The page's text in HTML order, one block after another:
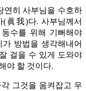
연히 사부님을 수호하
(眞我)다. 사부님께서
수를 위해 기뻐해야
방법을 생각해내어
걸을 수 있게 도와야
야 할 것이다.
그것을 움켜잡고 우